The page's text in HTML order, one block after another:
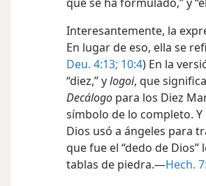
Interesantemente, la
En lugar de eso, ella se
Deu. 4:13; 10:4) En la
“diez,” ylogoi, que
Decálogo para los Diez
símbolo de lo completo.
Dios usó a ángeles para
que fue el “dedo de
tablas de piedra.—Hech.